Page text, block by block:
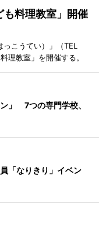
も料理教室」開催
こうてい）」（TEL
教室」を開催する。
」 7つの専門学校、
「なりきり」イベン